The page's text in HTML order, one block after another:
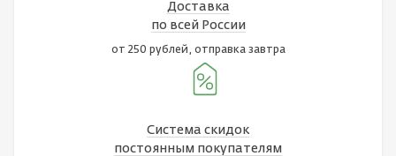
Доставка
по всей России
от 250 рублей, отправка завтра
Система скидок
постоянным покупателям